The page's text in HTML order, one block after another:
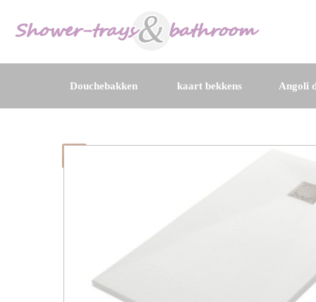
Douchebakken kaart bekkens Angoli